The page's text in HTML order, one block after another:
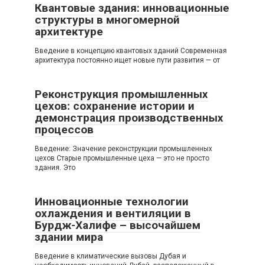
Квантовые здания: инновационные
структуры в многомерной
архитектуре
Введение в концепцию квантовых зданий Современная
архитектура постоянно ищет новые пути развития — от
Реконструкция промышленных
цехов: сохранение истории и
демонстрация производственных
процессов
Введение: Значение реконструкции промышленных
цехов Старые промышленные цеха — это не просто
здания. Это
Инновационные технологии
охлаждения и вентиляции в
Бурдж-Халифе – высочайшем
здании мира
Введение в климатические вызовы Дубая и